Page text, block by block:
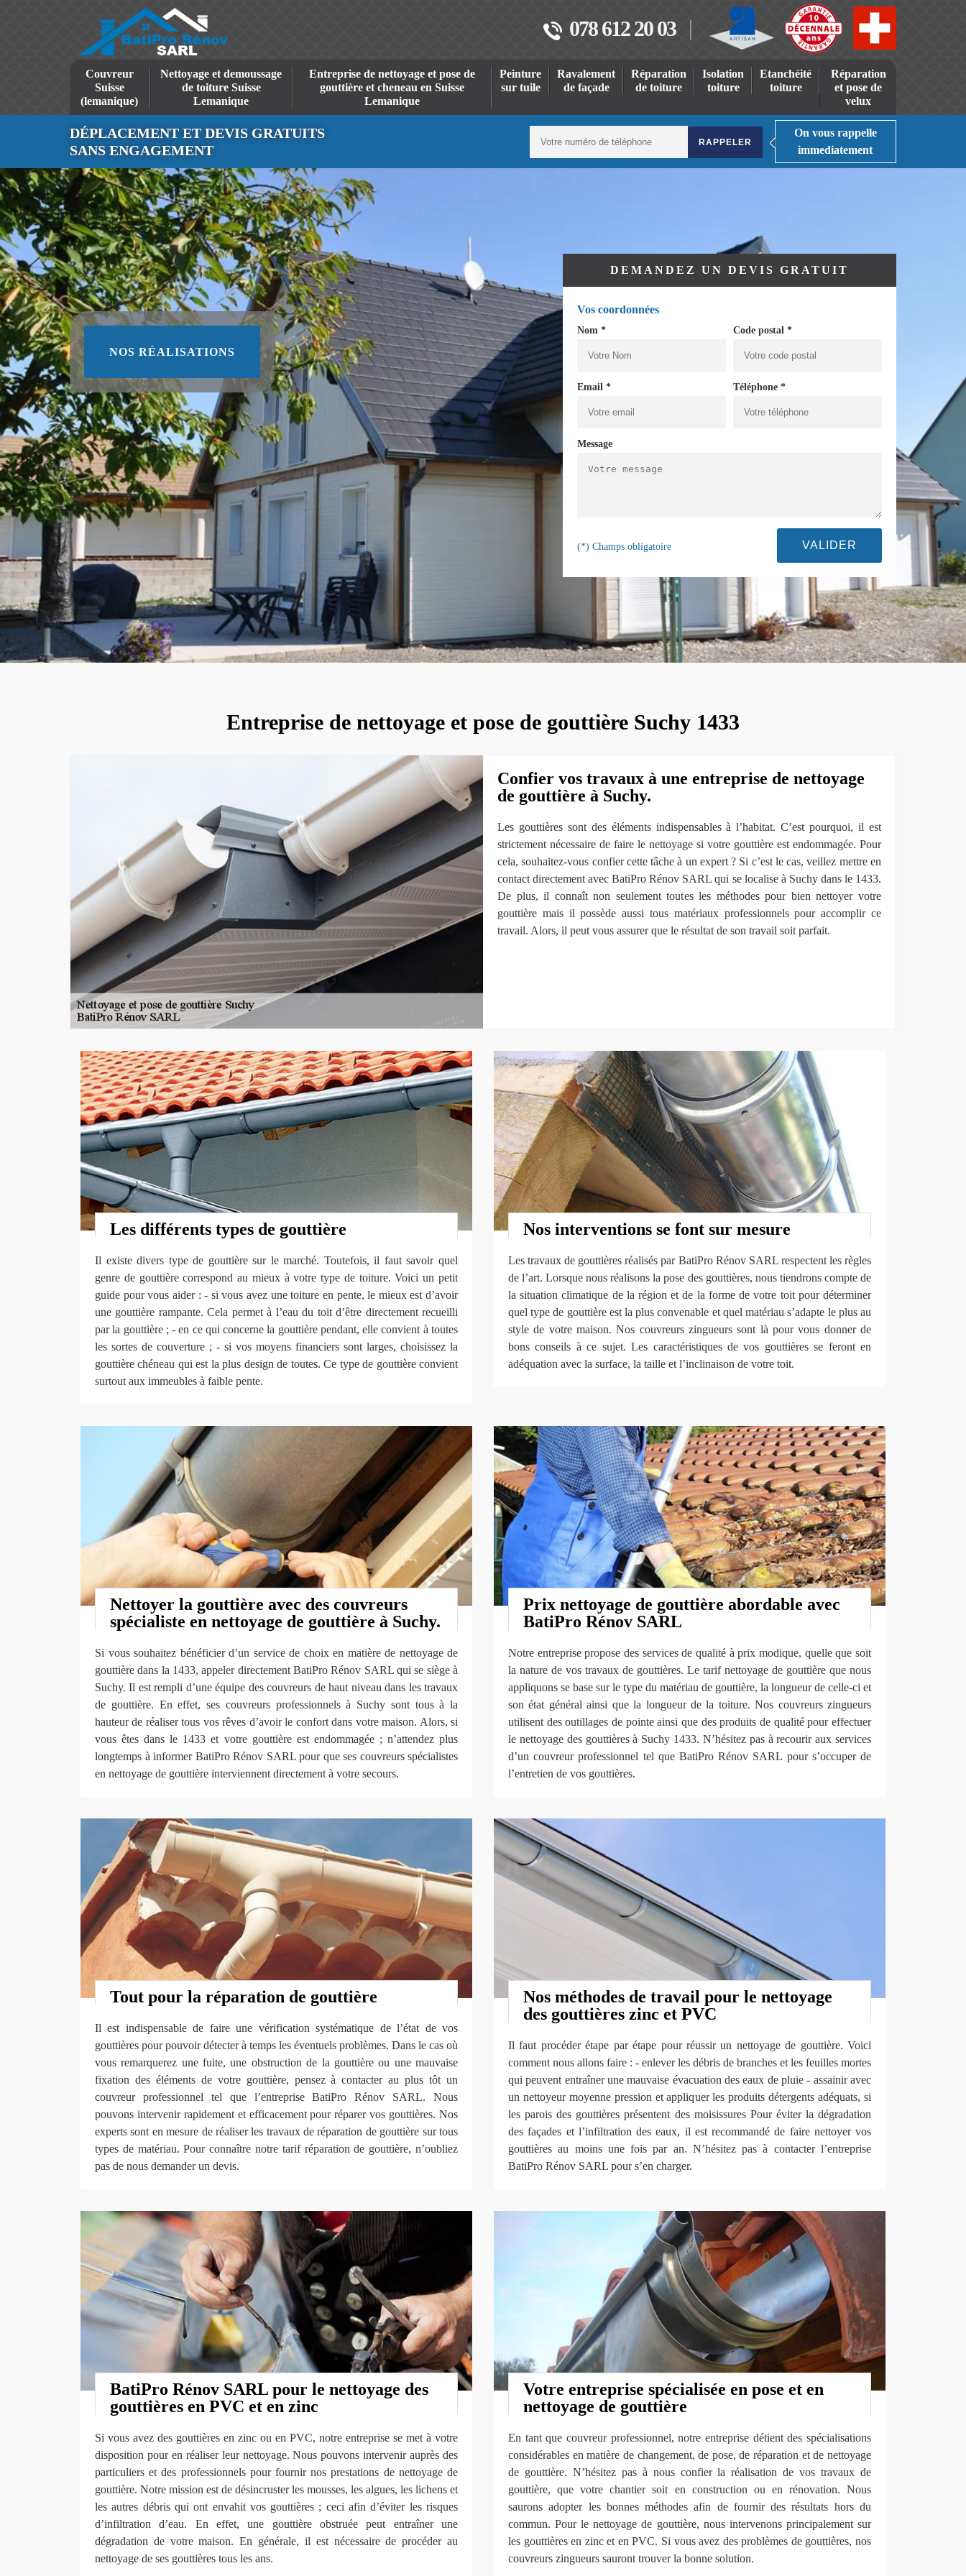
078 612 20 03
Couvreur
Suisse
(lemanique)
Nettoyage et demoussage
de toiture Suisse
Lemanique
Entreprise de nettoyage et pose de
gouttière et cheneau en Suisse
Lemanique
Peinture
sur tuile
Ravalement
de façade
Réparation
de toiture
Isolation
toiture
Etanchéité
toiture
Réparation
et pose de
velux
DÉPLACEMENT ET DEVIS GRATUITS
SANS ENGAGEMENT
On vous rappelle
immediatement
NOS RÉALISATIONS
DEMANDEZ UN DEVIS GRATUIT
Vos coordonnées
Nom * Code postal *
Email * Téléphone *
Message
(*) Champs obligatoire
Entreprise de nettoyage et pose de gouttière Suchy 1433
Confier vos travaux à une entreprise de nettoyage
de gouttière à Suchy.
Les gouttières sont des éléments indispensables à l’habitat. C’est pourquoi, il est
strictement nécessaire de faire le nettoyage si votre gouttière est endommagée. Pour
cela, souhaitez-vous confier cette tâche à un expert ? Si c’est le cas, veillez mettre en
contact directement avec BatiPro Rénov SARL qui se localise à Suchy dans le 1433.
De plus, il connaît non seulement toutes les méthodes pour bien nettoyer votre
gouttière mais il possède aussi tous matériaux professionnels pour accomplir ce
travail. Alors, il peut vous assurer que le résultat de son travail soit parfait.
Les différents types de gouttière
Il existe divers type de gouttière sur le marché. Toutefois, il faut savoir quel
genre de gouttière correspond au mieux à votre type de toiture. Voici un petit
guide pour vous aider : - si vous avez une toiture en pente, le mieux est d’avoir
une gouttière rampante. Cela permet à l’eau du toit d’être directement recueilli
par la gouttière ; - en ce qui concerne la gouttière pendant, elle convient à toutes
les sortes de couverture ; - si vos moyens financiers sont larges, choisissez la
gouttière chéneau qui est la plus design de toutes. Ce type de gouttière convient
surtout aux immeubles à faible pente.
Nos interventions se font sur mesure
Les travaux de gouttières réalisés par BatiPro Rénov SARL respectent les règles
de l’art. Lorsque nous réalisons la pose des gouttières, nous tiendrons compte de
la situation climatique de la région et de la forme de votre toit pour déterminer
quel type de gouttière est la plus convenable et quel matériau s’adapte le plus au
style de votre maison. Nos couvreurs zingueurs sont là pour vous donner de
bons conseils à ce sujet. Les caractéristiques de vos gouttières se feront en
adéquation avec la surface, la taille et l’inclinaison de votre toit.
Nettoyer la gouttière avec des couvreurs
spécialiste en nettoyage de gouttière à Suchy.
Si vous souhaitez bénéficier d’un service de choix en matière de nettoyage de
gouttière dans la 1433, appeler directement BatiPro Rénov SARL qui se siège à
Suchy. Il est rempli d’une équipe des couvreurs de haut niveau dans les travaux
de gouttière. En effet, ses couvreurs professionnels à Suchy sont tous à la
hauteur de réaliser tous vos rêves d’avoir le confort dans votre maison. Alors, si
vous êtes dans le 1433 et votre gouttière est endommagée ; n’attendez plus
longtemps à informer BatiPro Rénov SARL pour que ses couvreurs spécialistes
en nettoyage de gouttière interviennent directement à votre secours.
Prix nettoyage de gouttière abordable avec
BatiPro Rénov SARL
Notre entreprise propose des services de qualité à prix modique, quelle que soit
la nature de vos travaux de gouttières. Le tarif nettoyage de gouttière que nous
appliquons se base sur le type du matériau de gouttière, la longueur de celle-ci et
son état général ainsi que la longueur de la toiture. Nos couvreurs zingueurs
utilisent des outillages de pointe ainsi que des produits de qualité pour effectuer
le nettoyage des gouttières à Suchy 1433. N’hésitez pas à recourir aux services
d’un couvreur professionnel tel que BatiPro Rénov SARL pour s’occuper de
l’entretien de vos gouttières.
Tout pour la réparation de gouttière
Il est indispensable de faire une vérification systématique de l’état de vos
gouttières pour pouvoir détecter à temps les éventuels problèmes. Dans le cas où
vous remarquerez une fuite, une obstruction de la gouttière ou une mauvaise
fixation des éléments de votre gouttière, pensez à contacter au plus tôt un
couvreur professionnel tel que l’entreprise BatiPro Rénov SARL. Nous
pouvons intervenir rapidement et efficacement pour réparer vos gouttières. Nos
experts sont en mesure de réaliser les travaux de réparation de gouttière sur tous
types de matériau. Pour connaître notre tarif réparation de gouttière, n’oubliez
pas de nous demander un devis.
Nos méthodes de travail pour le nettoyage
des gouttières zinc et PVC
Il faut procéder étape par étape pour réussir un nettoyage de gouttière. Voici
comment nous allons faire : - enlever les débris de branches et les feuilles mortes
qui peuvent entraîner une mauvaise évacuation des eaux de pluie - assainir avec
un nettoyeur moyenne pression et appliquer les produits détergents adéquats, si
les parois des gouttières présentent des moisissures Pour éviter la dégradation
des façades et l’infiltration des eaux, il est recommandé de faire nettoyer vos
gouttières au moins une fois par an. N’hésitez pas à contacter l’entreprise
BatiPro Rénov SARL pour s’en charger.
BatiPro Rénov SARL pour le nettoyage des
gouttières en PVC et en zinc
Si vous avez des gouttières en zinc ou en PVC, notre entreprise se met à votre
disposition pour en réaliser leur nettoyage. Nous pouvons intervenir auprès des
particuliers et des professionnels pour fournir nos prestations de nettoyage de
gouttière. Notre mission est de désincruster les mousses, les algues, les lichens et
les autres débris qui ont envahit vos gouttières ; ceci afin d’éviter les risques
d’infiltration d’eau. En effet, une gouttière obstruée peut entraîner une
dégradation de votre maison. En générale, il est nécessaire de procéder au
nettoyage de ses gouttières tous les ans.
Votre entreprise spécialisée en pose et en
nettoyage de gouttière
En tant que couvreur professionnel, notre entreprise détient des spécialisations
considérables en matière de changement, de pose, de réparation et de nettoyage
de gouttière. N’hésitez pas à nous confier la réalisation de vos travaux de
gouttière, que votre chantier soit en construction ou en rénovation. Nous
saurons adopter les bonnes méthodes afin de fournir des résultats hors du
commun. Pour le nettoyage de gouttière, nous intervenons principalement sur
les gouttières en zinc et en PVC. Si vous avez des problèmes de gouttières, nos
couvreurs zingueurs sauront trouver la bonne solution.